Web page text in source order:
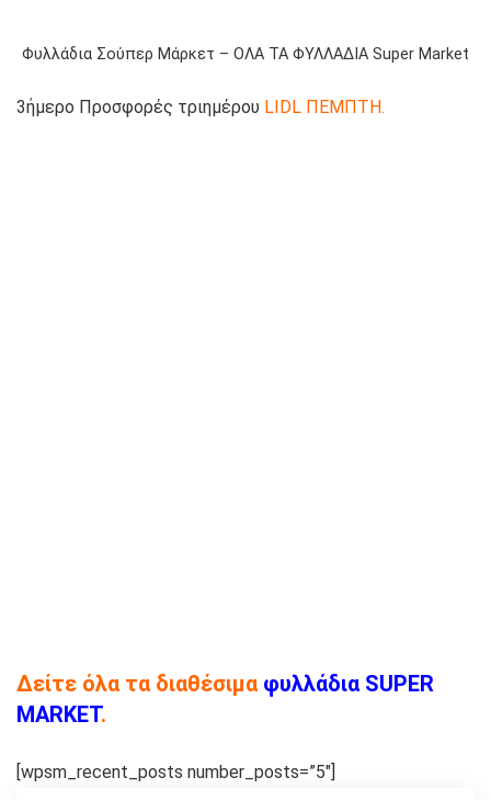
Φυλλάδια Σούπερ Μάρκετ – ΟΛΑ ΤΑ ΦΥΛΛΑΔΙΑ Super Market
3ήμερο Προσφορές τριημέρου LIDL ΠΕΜΠΤΗ.
Δείτε όλα τα διαθέσιμα φυλλάδια SUPER
MARKET.
[wpsm_recent_posts number_posts=”5″]